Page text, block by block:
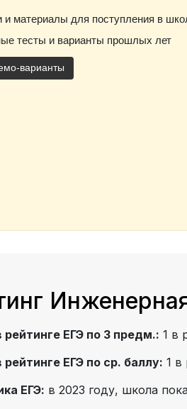
и материалы для поступления в
тесты и варианты прошлых лет
варианты
рейтинге ЕГЭ по 3 предм.: 1 в
ЕГЭ по ср. баллу: 1 в
ЕГЭ: в 2023 году, школа